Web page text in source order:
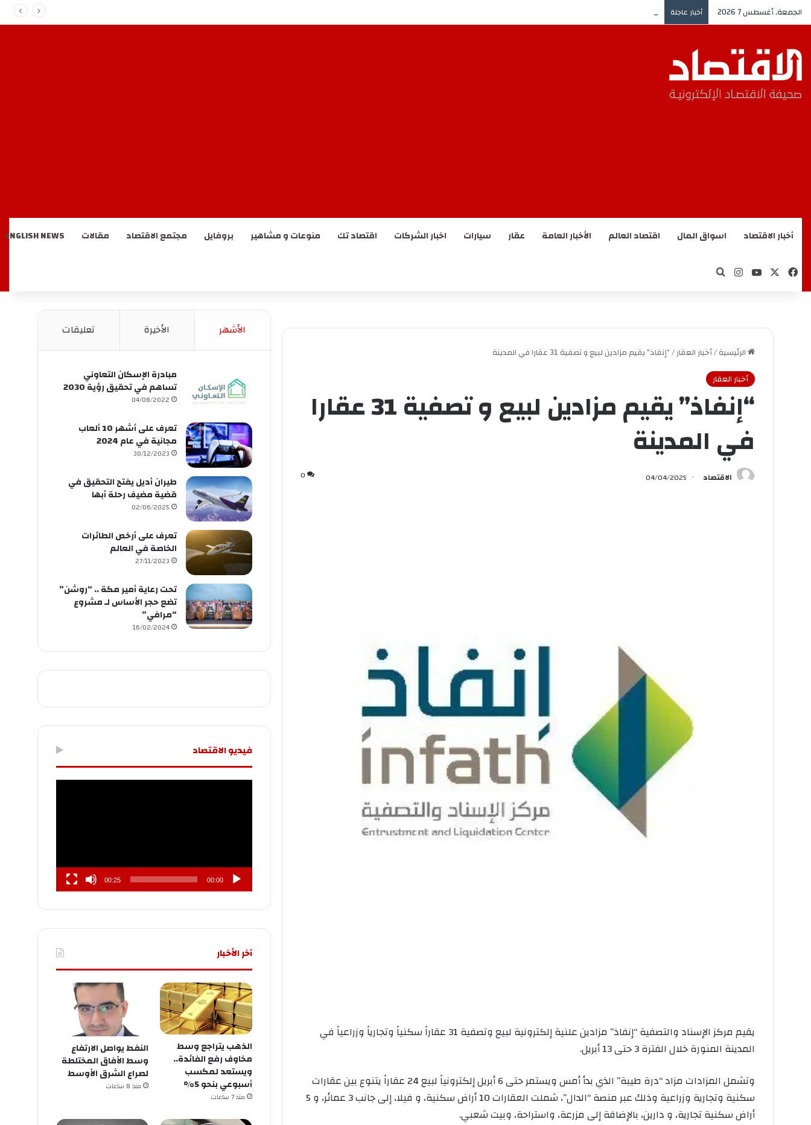
الجمعة, أغسطس 7 2026 أخبار عاجلة النفط يواصل الارتفاع وسط الآفاق المختلطة لصراع الشرق الأوسط
أخبار الاقتصاد اسواق المال اقتصاد العالم الأخبار العامة عقار سيارات اخبار الشركات اقتصاد تك منوعات و مشاهير بروفايل مجتمع الاقتصاد مقالات ENGLISH NEWS
فيسبوك ‫YouTubeانستقرام
الرئيسية/أخبار العقار/“إنفاذ” يقيم مزادين لبيع و تصفية 31 عقارا في المدينة
أخبار العقار
“إنفاذ” يقيم مزادين لبيع و تصفية 31 عقارا
في المدينة
الاقتصاد 04/04/2025
0
يقيم مركز الإسناد والتصفية “إنفاذ” مزادين علنية إلكترونية لبيع وتصفية 31 عقاراً سكنياً وتجارياً وزراعياً في
المدينة المنورة خلال الفترة 3 حتى 13 أبريل.
وتشمل المزادات مزاد “درة طيبة” الذي بدأ أمس ويستمر حتى 6 أبريل إلكترونياً لبيع 24 عقاراً يتنوع بين عقارات
سكنية وتجارية وزراعية وذلك عبر منصة “الدال”، شملت العقارات 10 أراض سكنية، و فيلا، إلى جانب 3 عمائر، و 5
أراض سكنية تجارية، و دارين، بالإضافة إلى مزرعة، واستراحة، وبيت شعبي.
الأشهر الأخيرة تعليقات
مبادرة الإسكان التعاوني
تساهم في تحقيق رؤية 2030
04/08/2022
تعرف على أشهر 10 ألعاب
مجانية في عام 2024
30/12/2023
طيران أديل يفتح التحقيق في
قضية مضيف رحلة أبها
02/06/2025
تعرف على أرخص الطائرات
الخاصة في العالم
27/11/2023
تحت رعاية أمير مكة .. “روشن”
تضع حجر الأساس لـ مشروع
“مرافي”
16/02/2024
فيديو الاقتصاد
00:00
00:25
آخر الأخبار
الذهب يتراجع وسط
مخاوف رفع الفائدة..
ويستعد لمكسب
أسبوعي بنحو 5%
منذ 7 ساعات
النفط يواصل الارتفاع
وسط الآفاق المختلطة
لصراع الشرق الأوسط
منذ 8 ساعات